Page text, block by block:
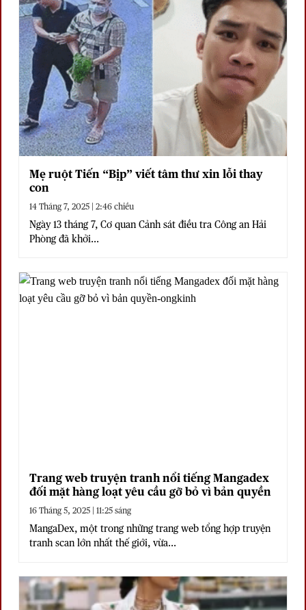
Mẹ ruột Tiến “Bịp” viết tâm thư xin lỗi thay
con
14 Tháng 7, 2025 | 2:46 chiều
Ngày 13 tháng 7, Cơ quan Cảnh sát điều tra Công an Hải
Phòng đã khởi...
Trang web truyện tranh nổi tiếng Mangadex
đối mặt hàng loạt yêu cầu gỡ bỏ vì bản quyền
16 Tháng 5, 2025 | 11:25 sáng
MangaDex, một trong những trang web tổng hợp truyện
tranh scan lớn nhất thế giới, vừa...